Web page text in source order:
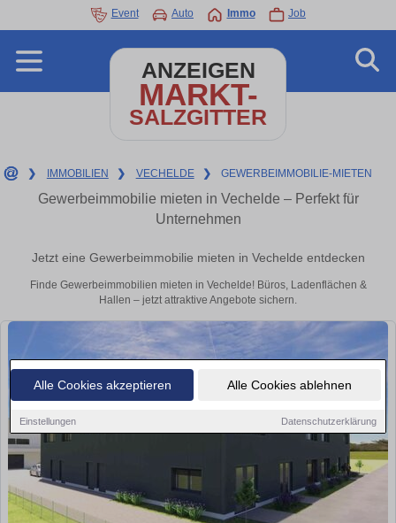
Alle Cookies akzeptieren Alle Cookies ablehnen
Einstellungen Datenschutzerklärung
Event Auto Immo Job
ANZEIGEN
MARKT-
SALZGITTER
❯ IMMOBILIEN ❯ VECHELDE ❯ GEWERBEIMMOBILIE-MIETEN
Gewerbeimmobilie mieten in Vechelde – Perfekt für
Unternehmen
Jetzt eine Gewerbeimmobilie mieten in Vechelde entdecken
Finde Gewerbeimmobilien mieten in Vechelde! Büros, Ladenflächen &
Hallen – jetzt attraktive Angebote sichern.